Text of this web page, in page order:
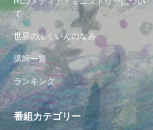
て
世界のふくいんのなみ
講師一覧
ランキング
番組カテゴリー